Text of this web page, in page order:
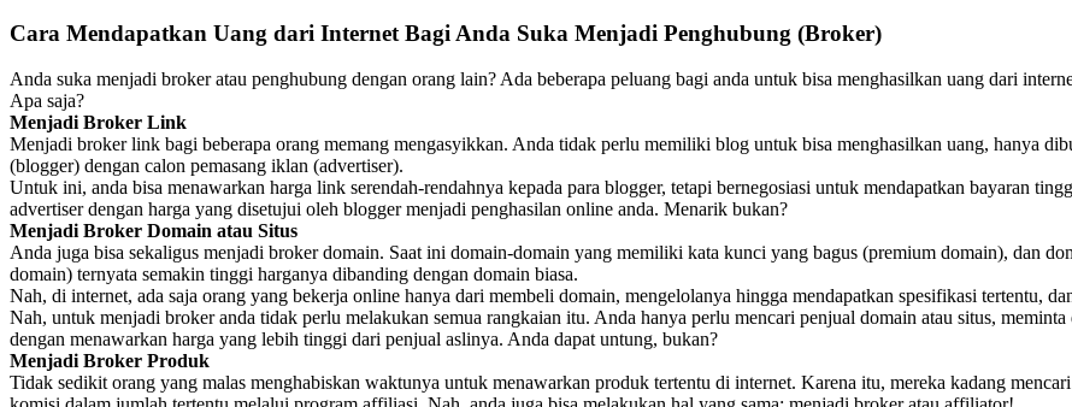
Cara Mendapatkan Uang dari Internet Bagi Anda Suka Menjadi Penghubung (Broker)
Anda suka menjadi broker atau penghubung dengan orang lain? Ada beberapa peluang bagi anda untuk bisa menghasilkan uang dari
Apa saja?
Menjadi Broker Link
Menjadi broker link bagi beberapa orang memang mengasyikkan. Anda tidak perlu memiliki blog untuk bisa menghasilkan uang, hanya
(blogger) dengan calon pemasang iklan (advertiser).
Untuk ini, anda bisa menawarkan harga link serendah-rendahnya kepada para blogger, tetapi bernegosiasi untuk mendapatkan bayaran
advertiser dengan harga yang disetujui oleh blogger menjadi penghasilan online anda. Menarik bukan?
Menjadi Broker Domain atau Situs
Anda juga bisa sekaligus menjadi broker domain. Saat ini domain-domain yang memiliki kata kunci yang bagus (premium domain), dan
domain) ternyata semakin tinggi harganya dibanding dengan domain biasa.
Nah, di internet, ada saja orang yang bekerja online hanya dari membeli domain, mengelolanya hingga mendapatkan spesifikasi tertentu,
Nah, untuk menjadi broker anda tidak perlu melakukan semua rangkaian itu. Anda hanya perlu mencari penjual domain atau situs,
dengan menawarkan harga yang lebih tinggi dari penjual aslinya. Anda dapat untung, bukan?
Menjadi Broker Produk
Tidak sedikit orang yang malas menghabiskan waktunya untuk menawarkan produk tertentu di internet. Karena itu, mereka kadang